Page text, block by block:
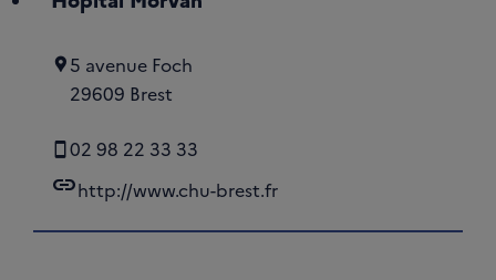
5 avenue Foch
29609 Brest
02 98 22 33 33
linkhttp://www.chu-brest.fr